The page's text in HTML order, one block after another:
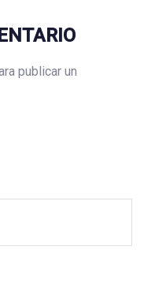
publicar un